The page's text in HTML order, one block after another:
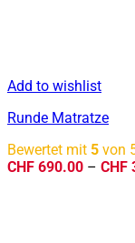
Add to wishlist
Runde Matratze
Bewertet mit 5 von
CHF 690.00 – CHF